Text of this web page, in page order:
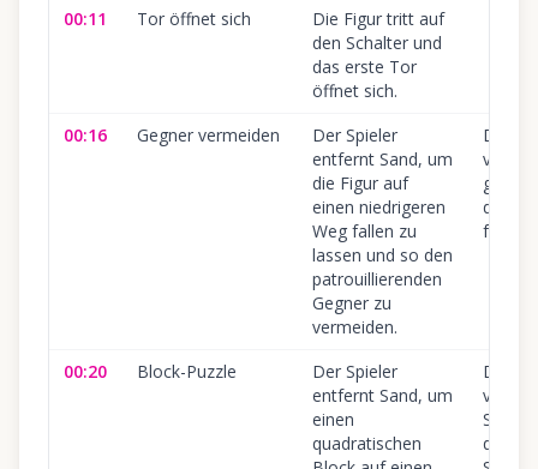
00:11
Tor öffnet sich
Die Figur tritt auf
den Schalter und
das erste Tor
öffnet sich.
00:16
Gegner vermeiden
Der Spieler
entfernt Sand, um
die Figur auf
einen niedrigeren
Weg fallen zu
lassen und so den
patrouillierenden
Gegner zu
vermeiden.
Die
vom
der
falsch
00:20 Block-Puzzle
Der Spieler
entfernt Sand, um
einen
quadratischen
Der
die